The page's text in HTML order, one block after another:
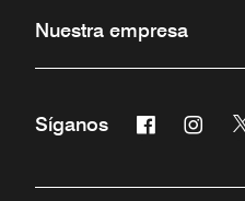
Nuestra empresa
Síganos Facebook
Abre una
Abre